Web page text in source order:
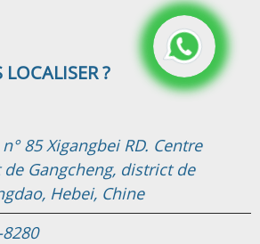
?
85 Xigangbei RD. Centre
Gangcheng, district de
Hebei, Chine